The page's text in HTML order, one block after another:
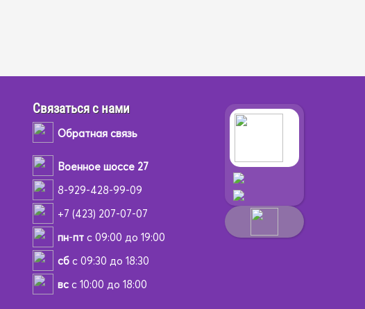
Связаться с нами
Обратная связь
Военное шоссе 27
8-929-428-99-09
+7 (423) 207-07-07
пн-птс 09:00 до 19:00
сбс 09:30 до 18:30
всс 10:00 до 18:00